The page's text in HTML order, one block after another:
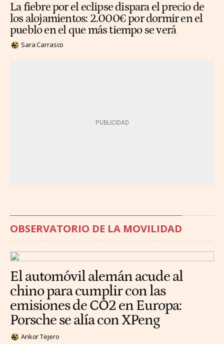
La fiebre por el eclipse dispara el precio de
los alojamientos: 2.000€ por dormir en el
pueblo en el que más tiempo se verá
Sara Carrasco
OBSERVATORIO DE LA MOVILIDAD
El automóvil alemán acude al
chino para cumplir con las
emisiones de CO2 en Europa:
Porsche se alía con XPeng
Ankor Tejero